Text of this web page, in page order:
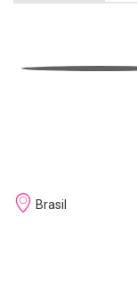
Brasil